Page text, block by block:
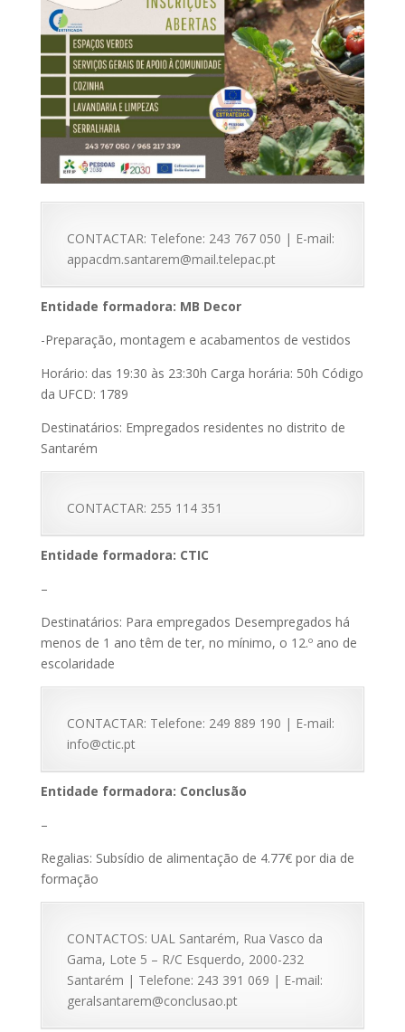
CONTACTAR: Telefone: 243 767 050 | E-mail:
appacdm.santarem@mail.telepac.pt
Entidade formadora: MB Decor
-Preparação, montagem e acabamentos de vestidos
Horário: das 19:30 às 23:30h Carga horária: 50h Código
da UFCD: 1789
Destinatários: Empregados residentes no distrito de
Santarém
CONTACTAR: 255 114 351
Entidade formadora: CTIC
–
Destinatários: Para empregados Desempregados há
menos de 1 ano têm de ter, no mínimo, o 12.º ano de
escolaridade
CONTACTAR: Telefone: 249 889 190 | E-mail:
info@ctic.pt
Entidade formadora: Conclusão
–
Regalias: Subsídio de alimentação de 4.77€ por dia de
formação
CONTACTOS: UAL Santarém, Rua Vasco da
Gama, Lote 5 – R/C Esquerdo, 2000-232
Santarém | Telefone: 243 391 069 | E-mail:
geralsantarem@conclusao.pt